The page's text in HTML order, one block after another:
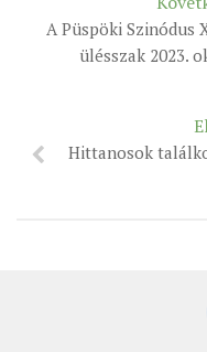
A Püspöki Szinódus
ülésszak 2023.
Hittanosok